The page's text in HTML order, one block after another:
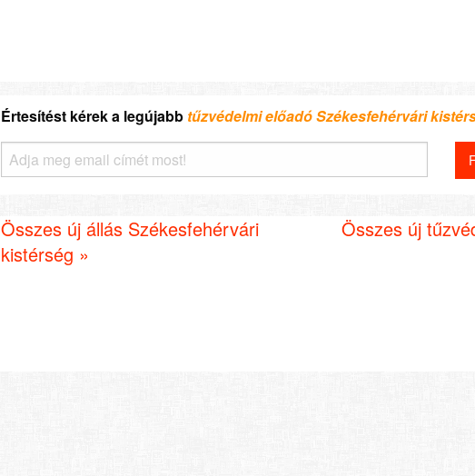
Értesítést kérek a legújabb tűzvédelmi előadó Székesfehérvári
Összes új állás Székesfehérvári
kistérség »
Összes új